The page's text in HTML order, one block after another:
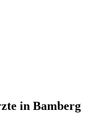
in Bamberg